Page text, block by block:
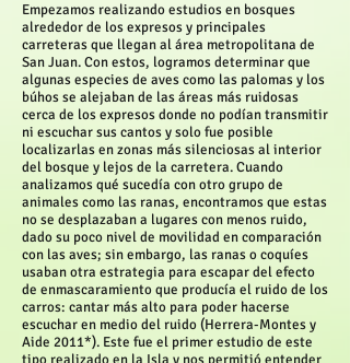
Empezamos realizando estudios en bosques
alrededor de los expresos y principales
carreteras que llegan al área metropolitana de
San Juan. Con estos, logramos determinar que
algunas especies de aves como las palomas y los
búhos se alejaban de las áreas más ruidosas
cerca de los expresos donde no podían transmitir
ni escuchar sus cantos y solo fue posible
localizarlas en zonas más silenciosas al interior
del bosque y lejos de la carretera. Cuando
analizamos qué sucedía con otro grupo de
animales como las ranas, encontramos que estas
no se desplazaban a lugares con menos ruido,
dado su poco nivel de movilidad en comparación
con las aves; sin embargo, las ranas o coquíes
usaban otra estrategia para escapar del efecto
de enmascaramiento que producía el ruido de los
carros: cantar más alto para poder hacerse
escuchar en medio del ruido (Herrera-Montes y
Aide 2011*). Este fue el primer estudio de este